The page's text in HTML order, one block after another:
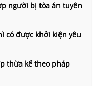
người bị tòa án tuyên
có được khởi kiện yêu
thừa kế theo pháp